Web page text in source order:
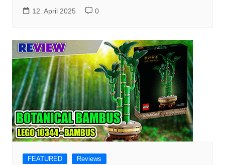
12. April 2025 0
FEATURED Reviews